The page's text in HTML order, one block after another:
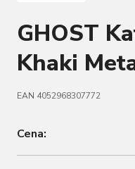
GHOST
Khaki
EAN 4052968307772
Cena: